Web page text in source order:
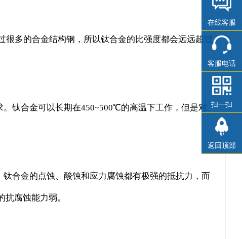
多的合金结构钢，所以钛合金的比强度都会远远超过
钛合金可以长期在450~500℃的高温下工作，但是对
合金的点蚀、酸蚀和应力腐蚀都有极强的抵抗力，而
腐蚀能力弱。
在线客服
客服电话
扫一扫
返回顶部